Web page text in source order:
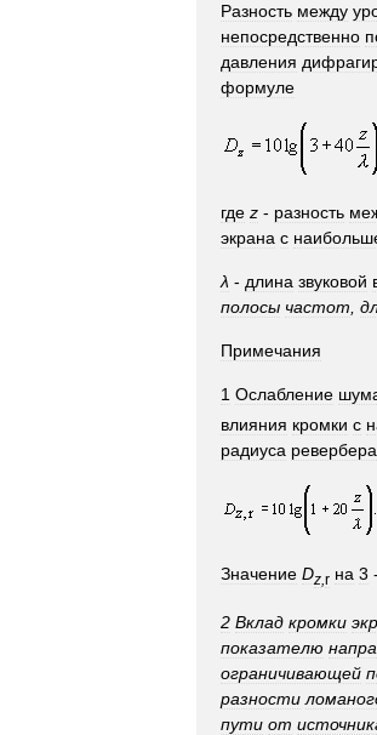
Разность между
непосредственно
давления
формуле
где z - разность
экрана с
λ - длина звуковой
полосы частот,
Примечания
1 Ослабление
влияния кромки с
радиуса
Значение Dz r на 3 -
2 Вклад кромки
показателю
ограничивающей
разности
пути от